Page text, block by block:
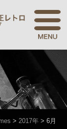
> 2017年> 6月